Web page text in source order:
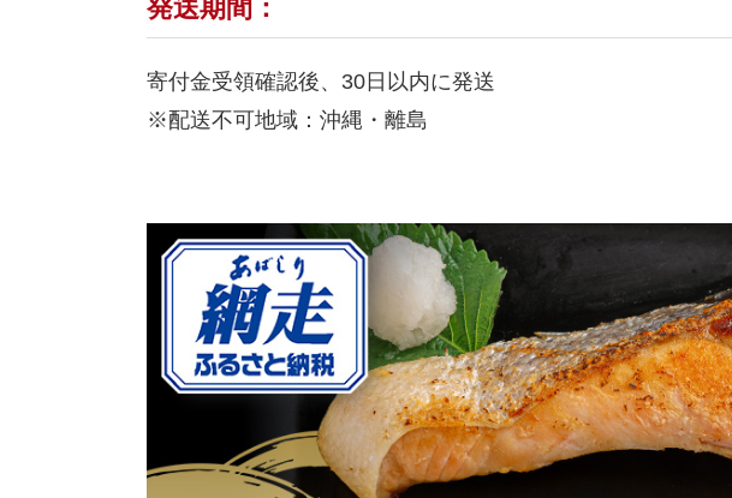
発送期間：
寄付金受領確認後、30日以内に発送
※配送不可地域：沖縄・離島